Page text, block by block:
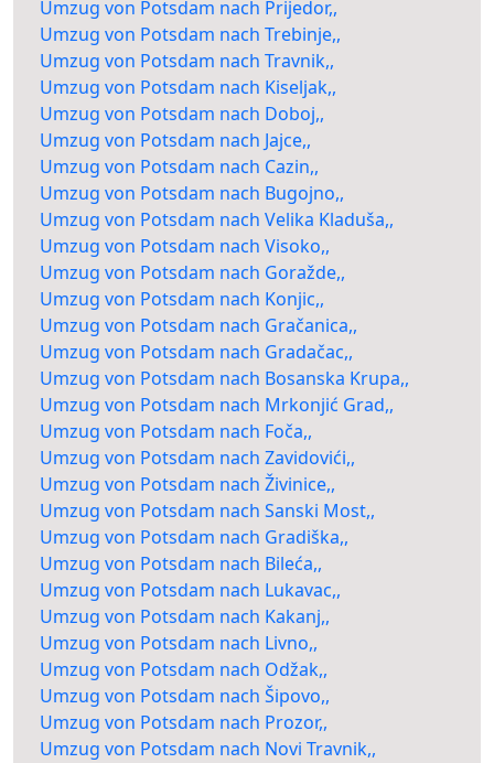
Umzug von Potsdam nach Prijedor,,
Umzug von Potsdam nach Trebinje,,
Umzug von Potsdam nach Travnik,,
Umzug von Potsdam nach Kiseljak,,
Umzug von Potsdam nach Doboj,,
Umzug von Potsdam nach Jajce,,
Umzug von Potsdam nach Cazin,,
Umzug von Potsdam nach Bugojno,,
Umzug von Potsdam nach Velika Kladuša,,
Umzug von Potsdam nach Visoko,,
Umzug von Potsdam nach Goražde,,
Umzug von Potsdam nach Konjic,,
Umzug von Potsdam nach Gračanica,,
Umzug von Potsdam nach Gradačac,,
Umzug von Potsdam nach Bosanska Krupa,,
Umzug von Potsdam nach Mrkonjić Grad,,
Umzug von Potsdam nach Foča,,
Umzug von Potsdam nach Zavidovići,,
Umzug von Potsdam nach Živinice,,
Umzug von Potsdam nach Sanski Most,,
Umzug von Potsdam nach Gradiška,,
Umzug von Potsdam nach Bileća,,
Umzug von Potsdam nach Lukavac,,
Umzug von Potsdam nach Kakanj,,
Umzug von Potsdam nach Livno,,
Umzug von Potsdam nach Odžak,,
Umzug von Potsdam nach Šipovo,,
Umzug von Potsdam nach Prozor,,
Umzug von Potsdam nach Novi Travnik,,